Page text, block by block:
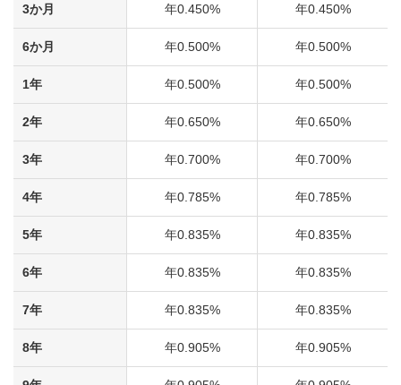
3か月 年0.450% 年0.450%
6か月 年0.500% 年0.500%
1年 年0.500% 年0.500%
2年 年0.650% 年0.650%
3年 年0.700% 年0.700%
4年 年0.785% 年0.785%
5年 年0.835% 年0.835%
6年 年0.835% 年0.835%
7年 年0.835% 年0.835%
8年 年0.905% 年0.905%